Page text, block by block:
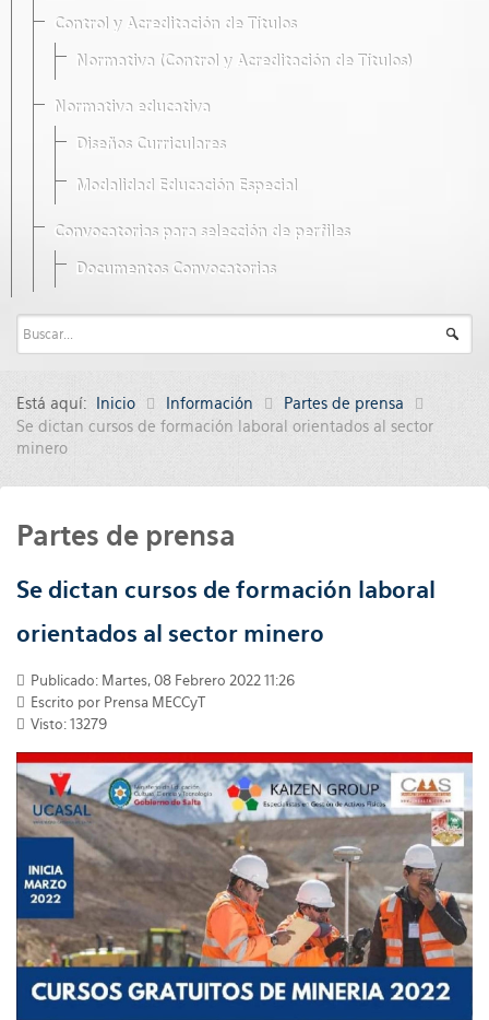
Control y Acreditación de Títulos
Normativa (Control y Acreditación de Títulos)
Normativa educativa
Diseños Curriculares
Modalidad Educación Especial
Convocatorias para selección de perfiles
Documentos Convocatorias
Está aquí: Inicio Información
Partes de prensa
Se dictan cursos de formación laboral orientados al sector
minero
Partes de prensa
Se dictan cursos de formación laboral
orientados al sector minero
Publicado: Martes, 08 Febrero 2022 11:26
Escrito por Prensa MECCyT
Visto: 13279